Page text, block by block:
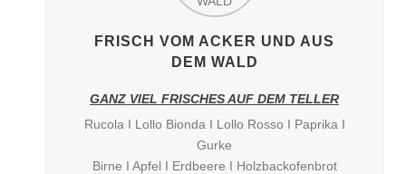
FRISCH VOM ACKER UND AUS
DEM WALD
GANZ VIEL FRISCHES AUF DEM TELLER
Rucola I Lollo Bionda I Lollo Rosso I Paprika I
Gurke
Birne I Apfel I Erdbeere I Holzbackofenbrot